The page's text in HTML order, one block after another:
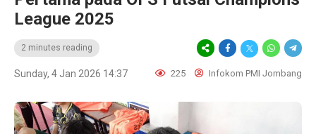
League 2025
2 minutes reading
Sunday, 4 Jan 2026 14:37 225 Infokom PMI Jombang